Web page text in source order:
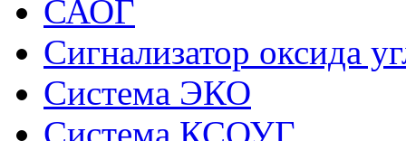
САОГ
Сигнализатор оксида
Система ЭКО